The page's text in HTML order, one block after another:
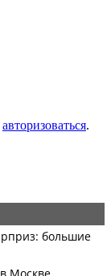
авторизоваться.